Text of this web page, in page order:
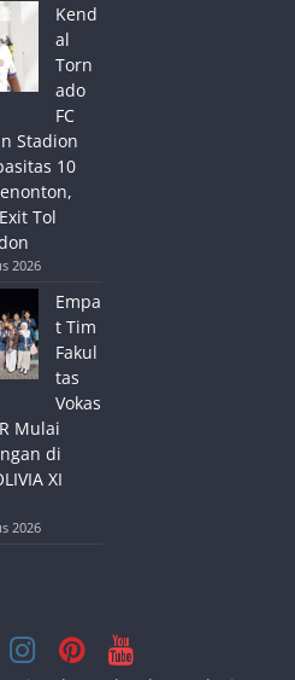
Kend
al
Torn
ado
FC
Stadion
10
Tol
2026
Empa
t Tim
Fakul
tas
Vokas
Mulai
di
XI
2026